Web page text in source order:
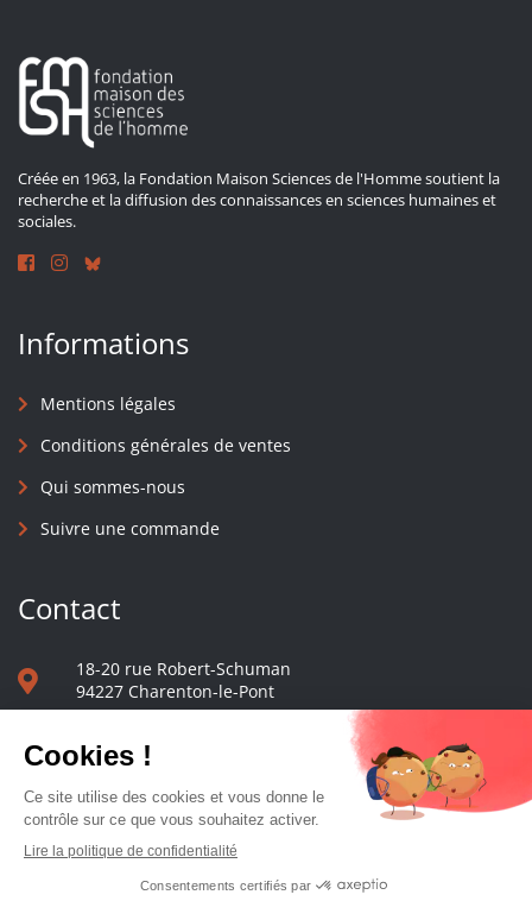
Créée en 1963, la Fondation Maison Sciences de l'Homme soutient la
recherche et la diffusion des connaissances en sciences humaines et
sociales.
Informations
Mentions légales
Conditions générales de ventes
Qui sommes-nous
Suivre une commande
Contact
18-20 rue Robert-Schuman
94227 Charenton-le-Pont